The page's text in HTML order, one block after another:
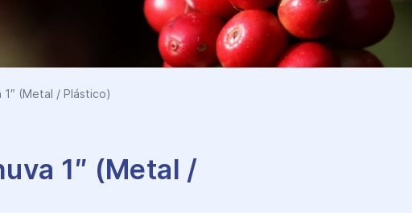
(Metal / Plástico)
1″ (Metal /